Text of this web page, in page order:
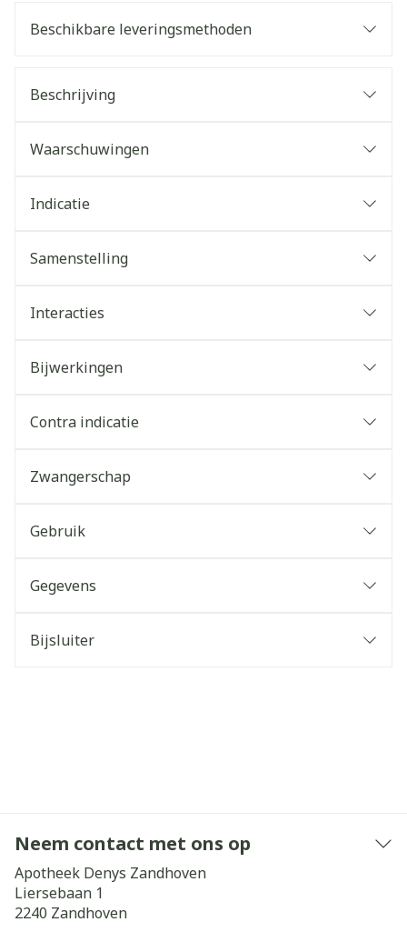
Beschikbare leveringsmethoden
Beschrijving
Waarschuwingen
Indicatie
Samenstelling
Interacties
Bijwerkingen
Contra indicatie
Zwangerschap
Gebruik
Gegevens
Bijsluiter
Neem contact met ons op
Apotheek Denys Zandhoven
Liersebaan 1
2240 Zandhoven